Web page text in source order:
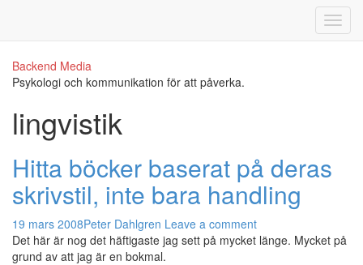
Backend Media
Psykologi och kommunikation för att påverka.
lingvistik
Hitta böcker baserat på deras
skrivstil, inte bara handling
19 mars 2008Peter Dahlgren Leave a comment
Det här är nog det häftigaste jag sett på mycket länge. Mycket på
grund av att jag är en bokmal.